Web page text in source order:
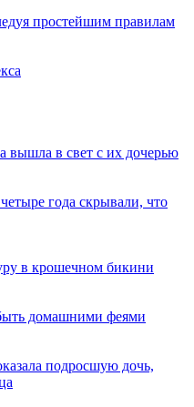
простейшим правилам
вышла в свет с их дочерью
года скрывали, что
в крошечном бикини
домашними феями
подросшую дочь,